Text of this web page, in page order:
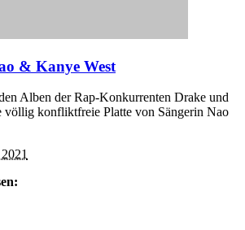
& Kanye West
Alben der Rap-Konkurrenten Drake und
völlig konfliktfreie Platte von Sängerin Nao